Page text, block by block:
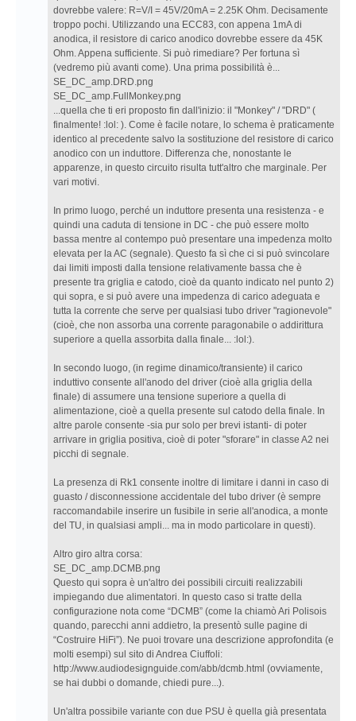
dovrebbe valere: R=V/I = 45V/20mA = 2.25K Ohm. Decisamente
troppo pochi. Utilizzando una ECC83, con appena 1mA di
anodica, il resistore di carico anodico dovrebbe essere da 45K
Ohm. Appena sufficiente. Si può rimediare? Per fortuna sì
(vedremo più avanti come). Una prima possibilità è...
SE_DC_amp.DRD.png
SE_DC_amp.FullMonkey.png
...quella che ti eri proposto fin dall'inizio: il "Monkey" / "DRD" (
finalmente! :lol: ). Come è facile notare, lo schema è praticamente
identico al precedente salvo la sostituzione del resistore di carico
anodico con un induttore. Differenza che, nonostante le
apparenze, in questo circuito risulta tutt'altro che marginale. Per
vari motivi.
In primo luogo, perché un induttore presenta una resistenza - e
quindi una caduta di tensione in DC - che può essere molto
bassa mentre al contempo può presentare una impedenza molto
elevata per la AC (segnale). Questo fa sì che ci si può svincolare
dai limiti imposti dalla tensione relativamente bassa che è
presente tra griglia e catodo, cioè da quanto indicato nel punto 2)
qui sopra, e si può avere una impedenza di carico adeguata e
tutta la corrente che serve per qualsiasi tubo driver "ragionevole"
(cioè, che non assorba una corrente paragonabile o addirittura
superiore a quella assorbita dalla finale... :lol:).
In secondo luogo, (in regime dinamico/transiente) il carico
induttivo consente all'anodo del driver (cioè alla griglia della
finale) di assumere una tensione superiore a quella di
alimentazione, cioè a quella presente sul catodo della finale. In
altre parole consente -sia pur solo per brevi istanti- di poter
arrivare in griglia positiva, cioè di poter "sforare" in classe A2 nei
picchi di segnale.
La presenza di Rk1 consente inoltre di limitare i danni in caso di
guasto / disconnessione accidentale del tubo driver (è sempre
raccomandabile inserire un fusibile in serie all'anodica, a monte
del TU, in qualsiasi ampli... ma in modo particolare in questi).
Altro giro altra corsa:
SE_DC_amp.DCMB.png
Questo qui sopra è un'altro dei possibili circuiti realizzabili
impiegando due alimentatori. In questo caso si tratte della
configurazione nota come “DCMB” (come la chiamò Ari Polisois
quando, parecchi anni addietro, la presentò sulle pagine di
“Costruire HiFi”). Ne puoi trovare una descrizione approfondita (e
molti esempi) sul sito di Andrea Ciuffoli:
http://www.audiodesignguide.com/abb/dcmb.html (ovviamente,
se hai dubbi o domande, chiedi pure...).
Un'altra possibile variante con due PSU è quella già presentata